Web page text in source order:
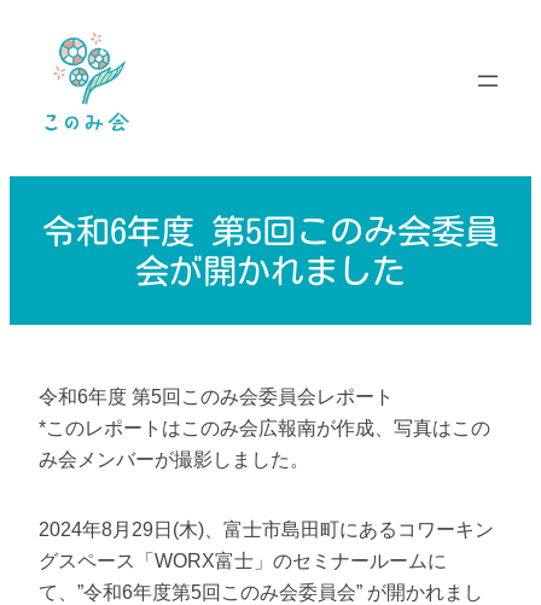
ッ
令和6年度 第5回このみ会委員
会が開かれました
令和6年度 第5回このみ会委員会レポート
*このレポートはこのみ会広報南が作成、写真はこの
み会メンバーが撮影しました。
2024年8月29日(木)、富士市島田町にあるコワーキン
グスペース「WORX富士」のセミナールームに
て、”令和6年度第5回このみ会委員会” が開かれまし